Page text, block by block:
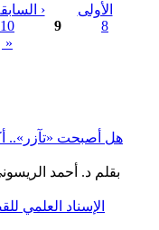
« الأولى ‹
8
9
10
الأخيرة »
هل أصبحت «تآزر»..
الإسناد العلمي